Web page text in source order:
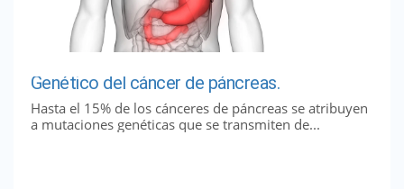
Genético del cáncer de páncreas.
Hasta el 15% de los cánceres de páncreas se atribuyen
a mutaciones genéticas que se transmiten de...